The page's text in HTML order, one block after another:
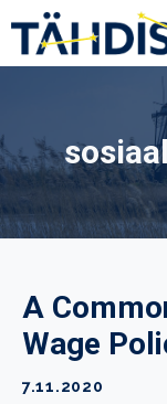
sisältöön
A
Wage
7.11.2020